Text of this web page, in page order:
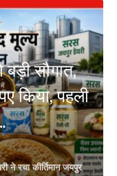
ही
विशेष सत्र
की जानकारी